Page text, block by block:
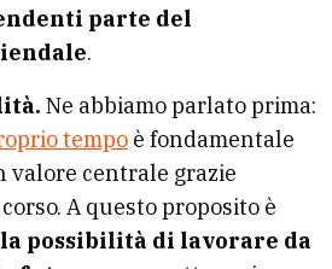
parte del
.
Ne abbiamo parlato prima:
tempo è fondamentale
valore centrale grazie
A questo proposito è
possibilità di lavorare da